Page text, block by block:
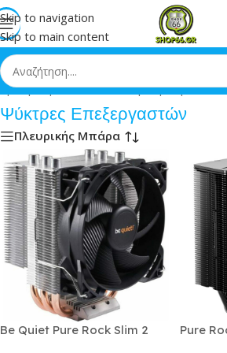
Skip to navigation
Skip to main content
& Δίκτυα»Αναβάθμιση Η/Υ»
Ψύκτρες Επεξεργαστών
Πλευρικής Μπάρα
Be Quiet Pure Rock Slim 2
Pure